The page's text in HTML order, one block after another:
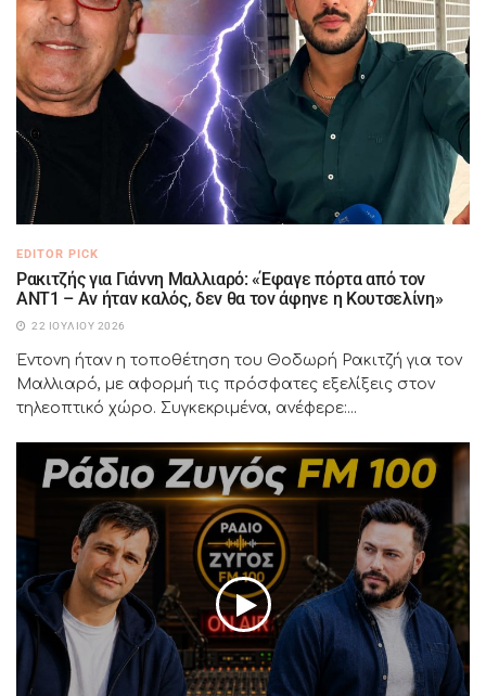
EDITOR PICK
Ρακιτζής για Γιάννη Μαλλιαρό: «Έφαγε πόρτα από τον
ΑΝΤ1 – Αν ήταν καλός, δεν θα τον άφηνε η Κουτσελίνη»
22 ΙΟΥΛΊΟΥ 2026
Έντονη ήταν η τοποθέτηση του Θοδωρή Ρακιτζή για τον
Μαλλιαρό, με αφορμή τις πρόσφατες εξελίξεις στον
τηλεοπτικό χώρο. Συγκεκριμένα, ανέφερε:...